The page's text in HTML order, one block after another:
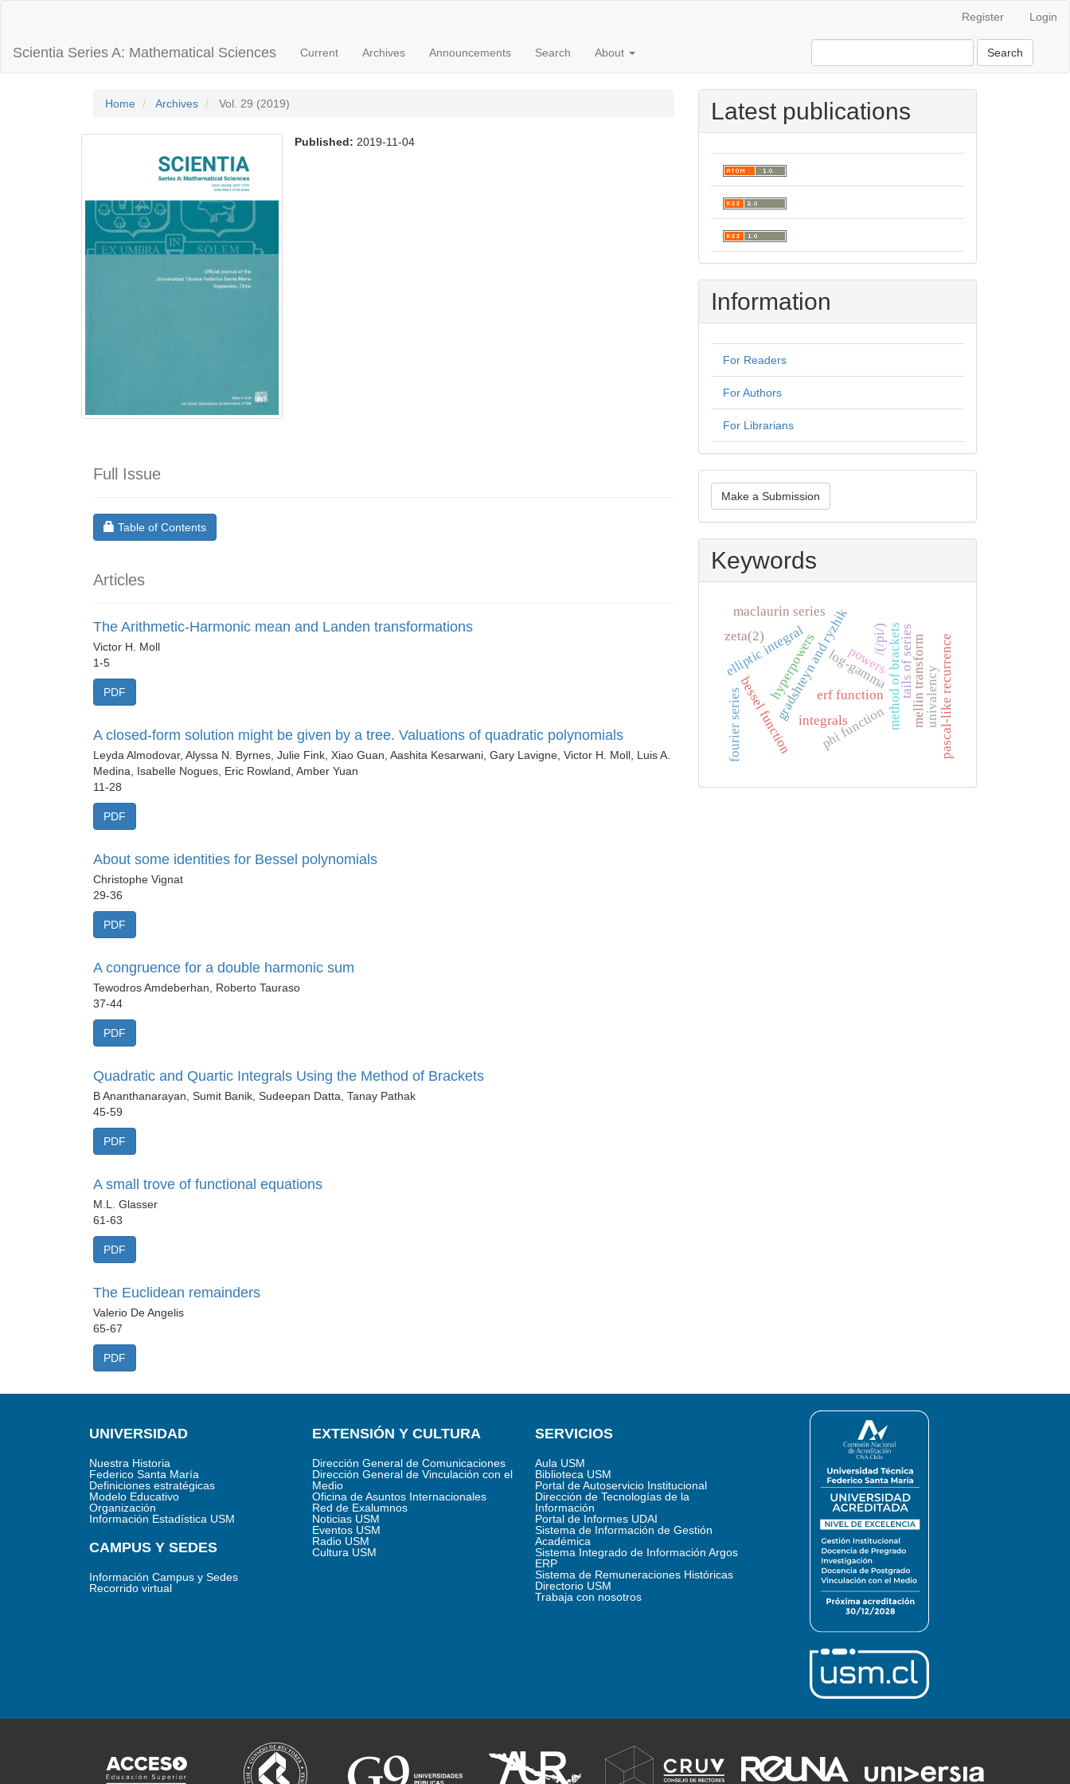
Content
Sidebar
Register Login
Scientia Series A: Mathematical Sciences Current Archives Announcements Search About Search
Home Archives Vol. 29 (2019)
Published: 2019-11-04
Full Issue
Requires Subscription
Table of Contents
Articles
The Arithmetic-Harmonic mean and Landen transformations
Victor H. Moll
1-5
PDF
A closed-form solution might be given by a tree. Valuations of quadratic polynomials
Leyda Almodovar, Alyssa N. Byrnes, Julie Fink, Xiao Guan, Aashita Kesarwani, Gary Lavigne, Victor H. Moll, Luis A.
Medina, Isabelle Nogues, Eric Rowland, Amber Yuan
11-28
PDF
About some identities for Bessel polynomials
Christophe Vignat
29-36
PDF
A congruence for a double harmonic sum
Tewodros Amdeberhan, Roberto Tauraso
37-44
PDF
Quadratic and Quartic Integrals Using the Method of Brackets
B Ananthanarayan, Sumit Banik, Sudeepan Datta, Tanay Pathak
45-59
PDF
A small trove of functional equations
M.L. Glasser
61-63
PDF
The Euclidean remainders
Valerio De Angelis
65-67
PDF
Latest publications
Information
For Readers
For Authors
For Librarians
Make
a
Submission
Make a Submission
Keywords
integrals
gradshteyn and ryzhik
phi function
erf function method of brackets
bessel function
elliptic integral log-gamma
fourier series
maclaurin series
tails of series
powers mellin transform
hyperpowers univalencypascal-like recurrence
/(/pi/)
zeta(2)
UNIVERSIDAD
Nuestra Historia
Federico Santa María
Definiciones estratégicas
Modelo Educativo
Organización
Información Estadística USM
CAMPUS Y SEDES
Información Campus y Sedes
Recorrido virtual
EXTENSIÓN Y CULTURA
Dirección General de Comunicaciones
Dirección General de Vinculación con el
Medio
Oficina de Asuntos Internacionales
Red de Exalumnos
Noticias USM
Eventos USM
Radio USM
Cultura USM
SERVICIOS
Aula USM
Biblioteca USM
Portal de Autoservicio Institucional
Dirección de Tecnologías de la
Información
Portal de Informes UDAI
Sistema de Información de Gestión
Académica
Sistema Integrado de Información Argos
ERP
Sistema de Remuneraciones Históricas
Directorio USM
Trabaja con nosotros